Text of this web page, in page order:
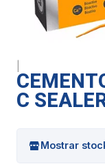
C
Mostrar